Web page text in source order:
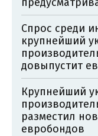
Спрос среди
крупнейший
довыпустит
Крупнейший
разместил
евробондов